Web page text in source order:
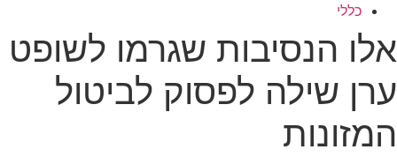
כללי
אלו הנסיבות שגרמו לשופט
ערן שילה לפסוק לביטול
המזונות